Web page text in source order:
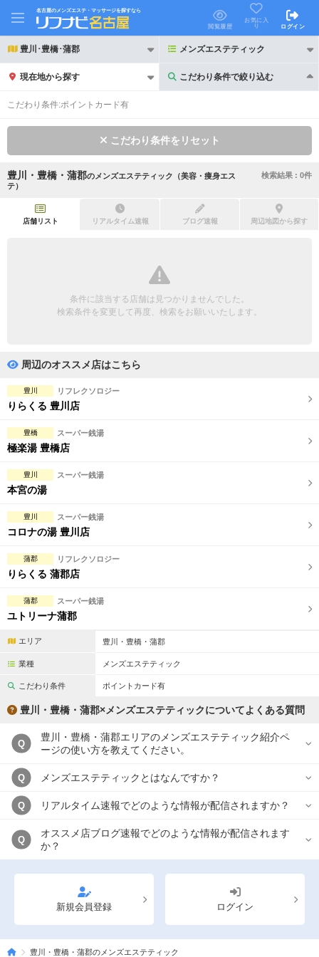
名古屋のメンズエステ・マッサージを探すなら
閲覧履歴
お気に入
り
ログイン
豊川･豊橋･蒲郡 メンズエステティック
現在地から探す こだわり条件で絞り込む
こだわり条件で絞り込む
初回割引あり リピーター割引あり
団体様歓迎
専用駐車場あり
日本人スタッフのみ
駅から徒歩5分以内
こだわり条件:ポイントカード有
こだわり条件をリセット
豊川・豊橋・蒲郡の メンズエステティック（美容・痩身エス
テ）
検索結果 : 0件
店舗リスト リアルタイム速報 ブログ速報 周辺地図から探す
条件に該当する店舗は見つかりませんでした。
検索条件を変更して再度、検索をお願いいたします。
周辺のオススメ店はこちら
豊川 リフレクソロジー
りらくる 豊川店
豊橋 スーパー銭湯
極楽湯 豊橋店
豊川 スーパー銭湯
本宮の湯
豊川 スーパー銭湯
コロナの湯 豊川店
蒲郡 リフレクソロジー
りらくる 蒲郡店
蒲郡 スーパー銭湯
ユトリーナ蒲郡
エリア 豊川・豊橋・蒲郡
業種 メンズエステティック
こだわり条件 ポイントカード有
豊川・豊橋・蒲郡×メンズエステティックについてよくある質問
Q
豊川・豊橋・蒲郡エリアのメンズエステティック紹介ペ
ージの使い方を教えてください。
Q メンズエステティックとはなんですか？
Q リアルタイム速報でどのような情報が配信されますか？
Q
オススメ店ブログ速報でどのような情報が配信されます
か？
新規会員登録 ログイン
豊川・豊橋・蒲郡のメンズエステティック